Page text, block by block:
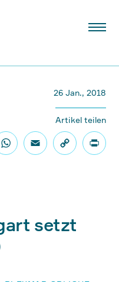
setzt
26 Jan., 2018
Artikel teilen